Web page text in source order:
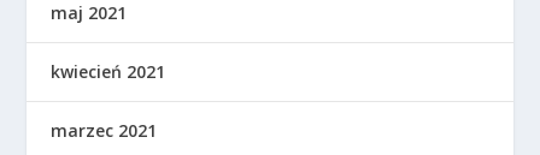
maj 2021
kwiecień 2021
marzec 2021